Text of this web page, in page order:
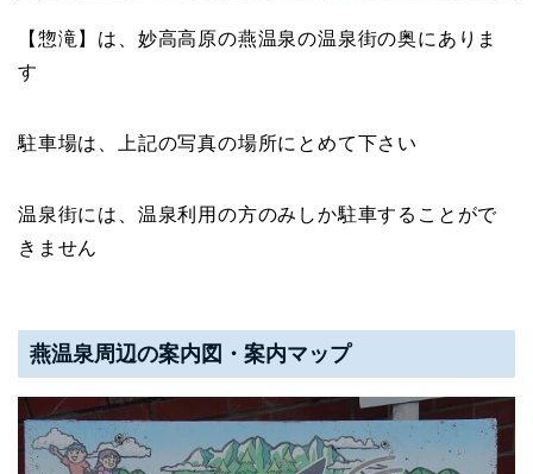
【惣滝】は、妙高高原の燕温泉の温泉街の奥にありま
す
駐車場は、上記の写真の場所にとめて下さい
温泉街には、温泉利用の方のみしか駐車することがで
きません
燕温泉周辺の案内図・案内マップ